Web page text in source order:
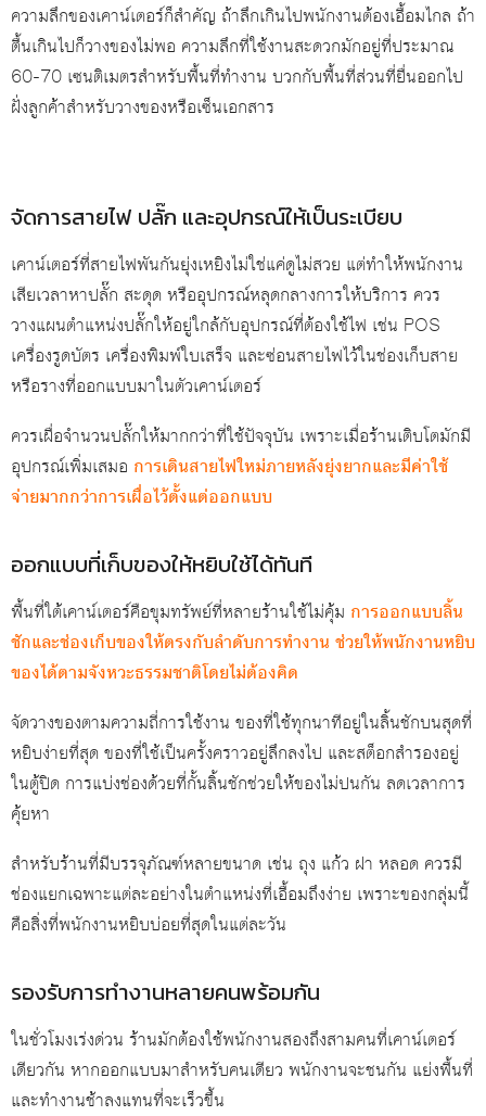
ความลึกของเคาน์เตอร์ก็สำคัญ ถ้าลึกเกินไปพนักงานต้องเอื้อมไกล ถ้า
ตื้นเกินไปก็วางของไม่พอ ความลึกที่ใช้งานสะดวกมักอยู่ที่ประมาณ
60-70 เซนติเมตรสำหรับพื้นที่ทำงาน บวกกับพื้นที่ส่วนที่ยื่นออกไป
ฝั่งลูกค้าสำหรับวางของหรือเซ็นเอกสาร
จัดการสายไฟ ปลั๊ก และอุปกรณ์ให้เป็นระเบียบ
เคาน์เตอร์ที่สายไฟพันกันยุ่งเหยิงไม่ใช่แค่ดูไม่สวย แต่ทำให้พนักงาน
เสียเวลาหาปลั๊ก สะดุด หรืออุปกรณ์หลุดกลางการให้บริการ ควร
วางแผนตำแหน่งปลั๊กให้อยู่ใกล้กับอุปกรณ์ที่ต้องใช้ไฟ เช่น POS
เครื่องรูดบัตร เครื่องพิมพ์ใบเสร็จ และซ่อนสายไฟไว้ในช่องเก็บสาย
หรือรางที่ออกแบบมาในตัวเคาน์เตอร์
ควรเผื่อจำนวนปลั๊กให้มากกว่าที่ใช้ปัจจุบัน เพราะเมื่อร้านเติบโตมักมี
อุปกรณ์เพิ่มเสมอ การเดินสายไฟใหม่ภายหลังยุ่งยากและมีค่าใช้
จ่ายมากกว่าการเผื่อไว้ตั้งแต่ออกแบบ
ออกแบบที่เก็บของให้หยิบใช้ได้ทันที
พื้นที่ใต้เคาน์เตอร์คือขุมทรัพย์ที่หลายร้านใช้ไม่คุ้ม การออกแบบลิ้น
ชักและช่องเก็บของให้ตรงกับลำดับการทำงาน ช่วยให้พนักงานหยิบ
ของได้ตามจังหวะธรรมชาติโดยไม่ต้องคิด
จัดวางของตามความถี่การใช้งาน ของที่ใช้ทุกนาทีอยู่ในลิ้นชักบนสุดที่
หยิบง่ายที่สุด ของที่ใช้เป็นครั้งคราวอยู่ลึกลงไป และสต็อกสำรองอยู่
ในตู้ปิด การแบ่งช่องด้วยที่กั้นลิ้นชักช่วยให้ของไม่ปนกัน ลดเวลาการ
คุ้ยหา
สำหรับร้านที่มีบรรจุภัณฑ์หลายขนาด เช่น ถุง แก้ว ฝา หลอด ควรมี
ช่องแยกเฉพาะแต่ละอย่างในตำแหน่งที่เอื้อมถึงง่าย เพราะของกลุ่มนี้
คือสิ่งที่พนักงานหยิบบ่อยที่สุดในแต่ละวัน
รองรับการทำงานหลายคนพร้อมกัน
ในชั่วโมงเร่งด่วน ร้านมักต้องใช้พนักงานสองถึงสามคนที่เคาน์เตอร์
เดียวกัน หากออกแบบมาสำหรับคนเดียว พนักงานจะชนกัน แย่งพื้นที่
และทำงานช้าลงแทนที่จะเร็วขึ้น